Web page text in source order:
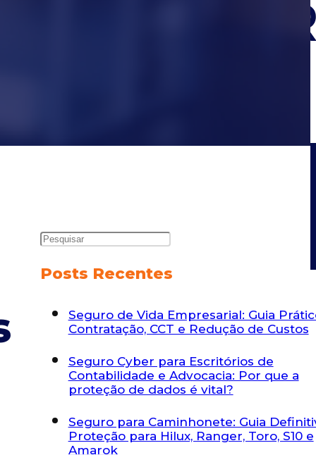
Posts Recentes
Seguro de Vida Empresarial: Guia
Contratação, CCT e Redução de Custos
Seguro Cyber para Escritórios de
Contabilidade e Advocacia: Por que a
proteção de dados é vital?
Seguro para Caminhonete: Guia
Proteção para Hilux, Ranger, Toro, S10 e
Amarok